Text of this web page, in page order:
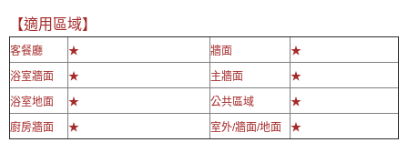
【適用區域】
客餐廳 ★ 牆面
★
浴室牆面
★ 主牆面
★
浴室地面
★ 公共區域
★
廚房牆面
★ 室外/牆面/地面 ★